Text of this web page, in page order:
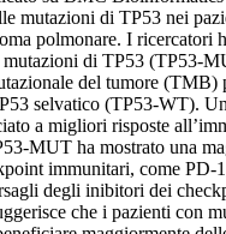
mutazioni di TP53 nei
polmonare. I ricercatori
di TP53 (TP53-
del tumore (TMB)
selvatico (TP53-WT).
a migliori risposte
MUT ha mostrato una
immunitari, come
degli inibitori dei
che i pazienti con